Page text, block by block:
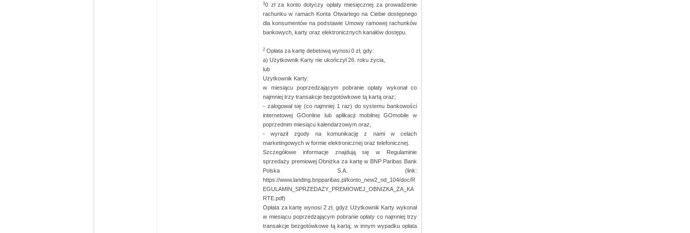
10 zł za konto dotyczy opłaty miesięcznej za prowadzenie
rachunku w ramach Konta Otwartego na Ciebie dostępnego
dla konsumentów na podstawie Umowy ramowej rachunków
bankowych, karty oraz elektronicznych kanałów dostępu.
2 Opłata za kartę debetową wynosi 0 zł, gdy:
a) Użytkownik Karty nie ukończył 26. roku życia,
lub
Użytkownik Karty:
w miesiącu poprzedzającym pobranie opłaty wykonał co
najmniej trzy transakcje bezgotówkowe tą kartą oraz;
- zalogował się (co najmniej 1 raz) do systemu bankowości
internetowej GOonline lub aplikacji mobilnej GOmobile w
poprzednim miesiącu kalendarzowym oraz,
- wyraził zgody na komunikację z nami w celach
marketingowych w formie elektronicznej oraz telefonicznej.
Szczegółowe informacje znajdują się w Regulaminie
sprzedaży premiowej Obniżka za kartę w BNP Paribas Bank
Polska S.A. (link:
https://www.landing.bnpparibas.pl/konto_new2_nd_104/doc/R
EGULAMIN_SPRZEDAZY_PREMIOWEJ_OBNIZKA_ZA_KA
RTE.pdf)
Opłata za kartę wynosi 2 zł, gdyż Użytkownik Karty wykonał
w miesiącu poprzedzającym pobranie opłaty co najmniej trzy
transakcje bezgotówkowe tą kartą; w innym wypadku opłata